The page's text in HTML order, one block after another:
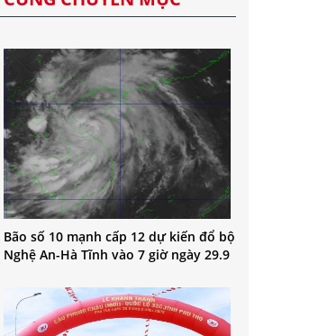
Bão số 10 mạnh cấp 12 dự kiến đổ bộ
Nghệ An-Hà Tĩnh vào 7 giờ ngày 29.9